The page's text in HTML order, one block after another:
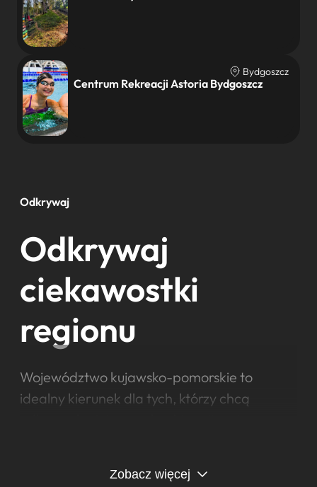
Bydgoszcz
Centrum Rekreacji Astoria Bydgoszcz
Odkrywaj
Odkrywaj
ciekawostki
regionu
Województwo kujawsko-pomorskie to
idealny kierunek dla tych, którzy chcą
wpisane na listę UNESCO, zachwycające
Zobacz więcej